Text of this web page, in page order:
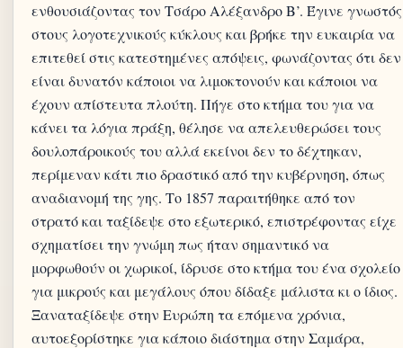
ενθουσιάζοντας τον Τσάρο Αλέξανδρο Β’. Έγινε γνωστός
στους λογοτεχνικούς κύκλους και βρήκε την ευκαιρία να
επιτεθεί στις κατεστημένες απόψεις, φωνάζοντας ότι δεν
είναι δυνατόν κάποιοι να λιμοκτονούν και κάποιοι να
έχουν απίστευτα πλούτη. Πήγε στο κτήμα του για να
κάνει τα λόγια πράξη, θέλησε να απελευθερώσει τους
δουλοπάροικούς του αλλά εκείνοι δεν το δέχτηκαν,
περίμεναν κάτι πιο δραστικό από την κυβέρνηση, όπως
αναδιανομή της γης. Το 1857 παραιτήθηκε από τον
στρατό και ταξίδεψε στο εξωτερικό, επιστρέφοντας είχε
σχηματίσει την γνώμη πως ήταν σημαντικό να
μορφωθούν οι χωρικοί, ίδρυσε στο κτήμα του ένα σχολείο
για μικρούς και μεγάλους όπου δίδαξε μάλιστα κι ο ίδιος.
Ξαναταξίδεψε στην Ευρώπη τα επόμενα χρόνια,
αυτοεξορίστηκε για κάποιο διάστημα στην Σαμάρα,